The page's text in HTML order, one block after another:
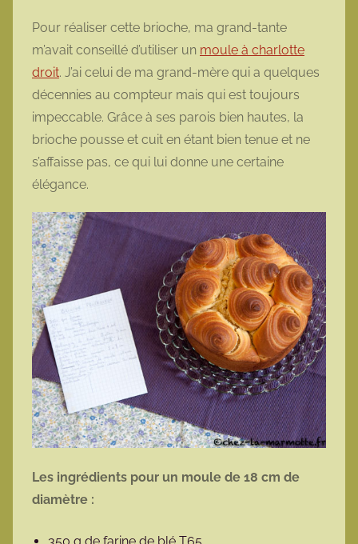
Pour réaliser cette brioche, ma grand-tante
m’avait conseillé d’utiliser un moule à charlotte
droit. J’ai celui de ma grand-mère qui a quelques
décennies au compteur mais qui est toujours
impeccable. Grâce à ses parois bien hautes, la
brioche pousse et cuit en étant bien tenue et ne
s’affaisse pas, ce qui lui donne une certaine
élégance.
Les ingrédients pour un moule de 18 cm de
diamètre :